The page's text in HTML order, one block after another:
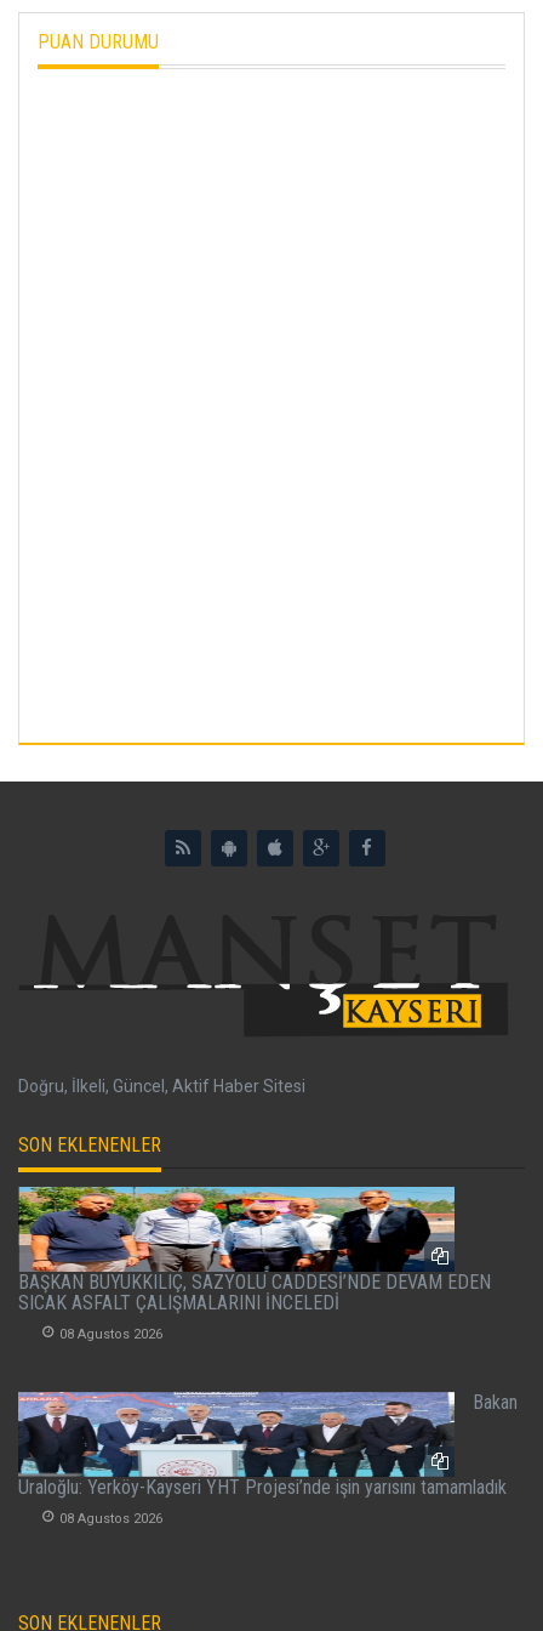
PUAN DURUMU
Doğru, İlkeli, Güncel, Aktif Haber Sitesi
SON EKLENENLER
BAŞKAN BÜYÜKKILIÇ, SAZYOLU CADDESİ’NDE DEVAM EDEN
SICAK ASFALT ÇALIŞMALARINI İNCELEDİ
08 Agustos 2026
Bakan
Uraloğlu: Yerköy-Kayseri YHT Projesi’nde işin yarısını tamamladık
08 Agustos 2026
SON EKLENENLER